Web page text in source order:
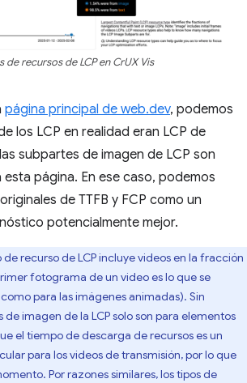
de recursos de LCP en CrUX Vis
página principal de web.dev, podemos
los LCP en realidad eran LCP de
subpartes de imagen de LCP son
página. En ese caso, podemos
de TTFB y FCP como un
potencialmente mejor.
de recurso de LCP incluye videos en la fracción
fotograma de un video es lo que se
para las imágenes animadas). Sin
imagen de la LCP solo son para elementos
el tiempo de descarga de recursos es un
para los videos de transmisión, por lo que
Por razones similares, los tipos de